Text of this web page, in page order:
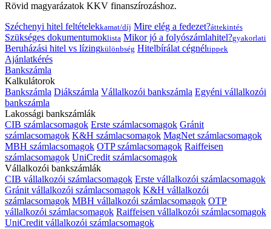
Rövid magyarázatok KKV finanszírozáshoz.
Széchenyi hitel feltételekkamat/díj Mire elég a fedezet?áttekintés
Szükséges dokumentumoklista Mikor jó a folyószámlahitel?gyakorlati
Beruházási hitel vs lízingkülönbség Hitelbírálat cégnéltippek
Ajánlatkérés
Bankszámla
Kalkulátorok
Bankszámla Diákszámla Vállalkozói bankszámla Egyéni vállalkozói
bankszámla
Lakossági bankszámlák
CIB számlacsomagok Erste számlacsomagok Gránit
számlacsomagok K&H számlacsomagok MagNet számlacsomagok
MBH számlacsomagok OTP számlacsomagok Raiffeisen
számlacsomagok UniCredit számlacsomagok
Vállalkozói bankszámlák
CIB vállalkozói számlacsomagok Erste vállalkozói számlacsomagok
Gránit vállalkozói számlacsomagok K&H vállalkozói
számlacsomagok MBH vállalkozói számlacsomagok OTP
vállalkozói számlacsomagok Raiffeisen vállalkozói számlacsomagok
UniCredit vállalkozói számlacsomagok